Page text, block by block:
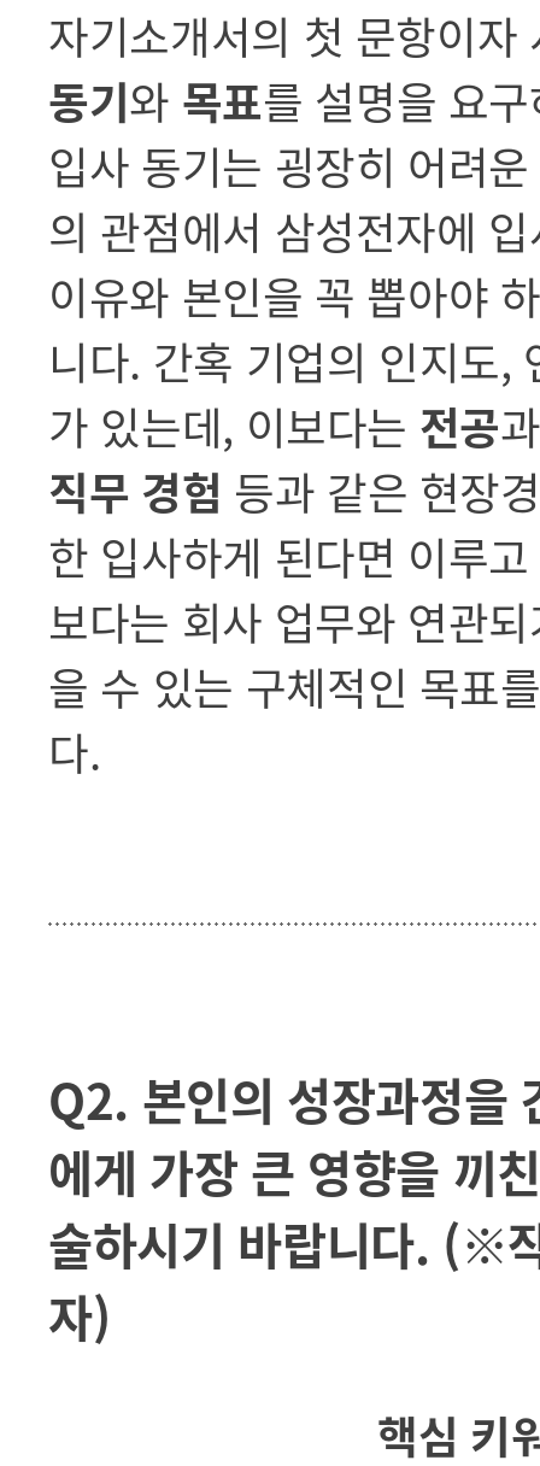
자기소개서의 첫 문항이
동기와 목표를 설명을 요
입사 동기는 굉장히 어려
의 관점에서 삼성전자에
이유와 본인을 꼭 뽑아야
니다. 간혹 기업의 인지도,
가 있는데, 이보다는 전공
직무 경험 등과 같은 현장
한 입사하게 된다면 이루
보다는 회사 업무와 연관
을 수 있는 구체적인 목표
다.
Q2. 본인의 성장과정을
에게 가장 큰 영향을 끼
술하시기 바랍니다. (※
자)
핵심 키